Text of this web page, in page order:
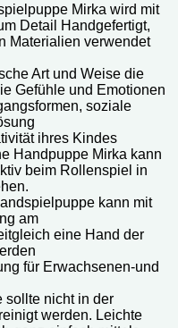
Mirka wird mit
Detail Handgefertigt,
Materialien verwendet
Art und Weise die
Gefühle und Emotionen
soziale
ihres Kindes
Handpuppe Mirka kann
beim Rollenspiel in
kann mit
am
eine Hand der
für Erwachsenen-und
sollte nicht in der
werden. Leichte